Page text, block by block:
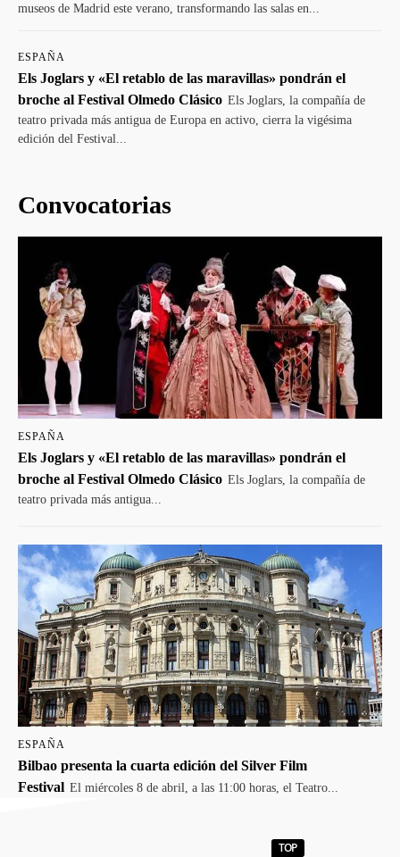
museos de Madrid este verano, transformando las salas en...
ESPAÑA
Els Joglars y «El retablo de las maravillas» pondrán el
broche al Festival Olmedo Clásico Els Joglars, la compañía de
teatro privada más antigua de Europa en activo, cierra la vigésima
edición del Festival...
Convocatorias
ESPAÑA
Els Joglars y «El retablo de las maravillas» pondrán el
broche al Festival Olmedo Clásico Els Joglars, la compañía de
teatro privada más antigua...
ESPAÑA
Bilbao presenta la cuarta edición del Silver Film
Festival El miércoles 8 de abril, a las 11:00 horas, el Teatro...
TOP